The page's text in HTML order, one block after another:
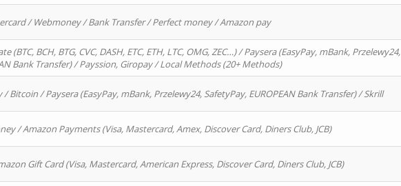
/ Webmoney / Bank Transfer / Perfect money / Amazon pay
(BTC, BCH, BTG, CVC, DASH, ETC, ETH, LTC, OMG, ZEC…) / Paysera (EasyPay, mBank, Przelewy24,
Bank Transfer) / Payssion, Giropay / Local Methods (20+ Methods)
Bitcoin / Paysera (EasyPay, mBank, Przelewy24, SafetyPay, EUROPEAN Bank Transfer) / Skrill
/ Amazon Payments (Visa, Mastercard, Amex, Discover Card, Diners Club, JCB)
Gift Card (Visa, Mastercard, American Express, Discover Card, Diners Club, JCB)